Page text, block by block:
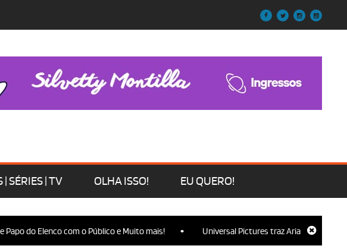
| SÉRIES | TV OLHA ISSO! EU QUERO!
do Elenco com o Público e Muito mais! • Universal Pictures traz Ariana Grande,